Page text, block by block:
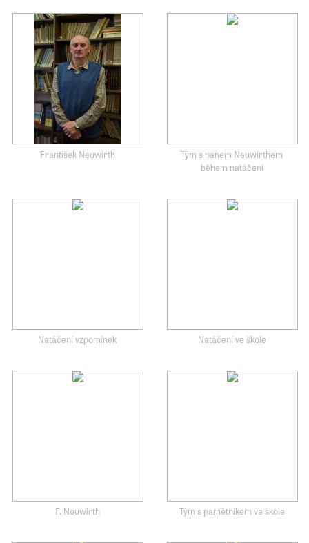
František Neuwirth
Tým s panem Neuwirthem
během natáčení
Natáčení vzpomínek Natáčení ve škole
F. Neuwirth Tým s pamětníkem ve škole